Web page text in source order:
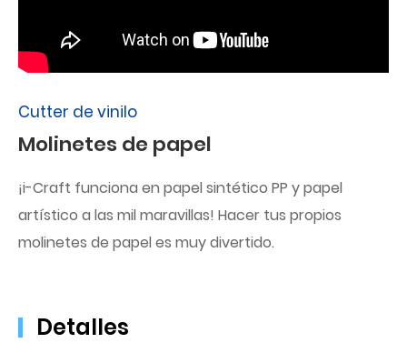
Cutter de vinilo
Molinetes de papel
¡i-Craft funciona en papel sintético PP y papel
artístico a las mil maravillas! Hacer tus propios
molinetes de papel es muy divertido.
Detalles